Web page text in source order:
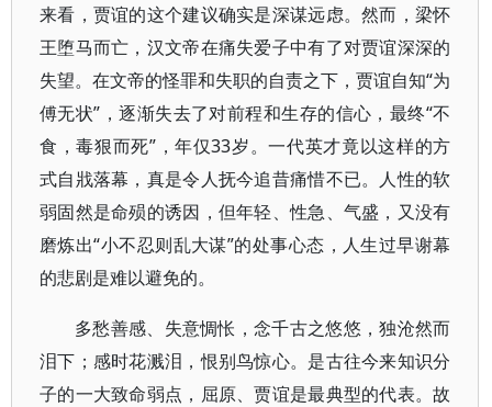
来看，贾谊的这个建议确实是深谋远虑。然而，梁怀
王堕马而亡，汉文帝在痛失爱子中有了对贾谊深深的
失望。在文帝的怪罪和失职的自责之下，贾谊自知“为
傅无状”，逐渐失去了对前程和生存的信心，最终“不
食，毒狠而死”，年仅33岁。一代英才竟以这样的方
式自戕落幕，真是令人抚今追昔痛惜不已。人性的软
弱固然是命殒的诱因，但年轻、性急、气盛，又没有
磨炼出“小不忍则乱大谋”的处事心态，人生过早谢幕
的悲剧是难以避免的。
多愁善感、失意惆怅，念千古之悠悠，独沧然而
泪下；感时花溅泪，恨别鸟惊心。是古往今来知识分
子的一大致命弱点，屈原、贾谊是最典型的代表。故